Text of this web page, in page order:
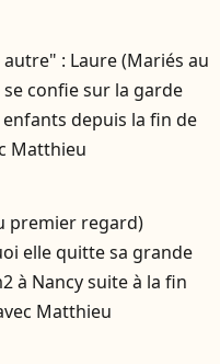
autre" : Laure (Mariés au
confie sur la garde
depuis la fin de
Matthieu
premier regard)
elle quitte sa grande
à Nancy suite à la fin
Matthieu